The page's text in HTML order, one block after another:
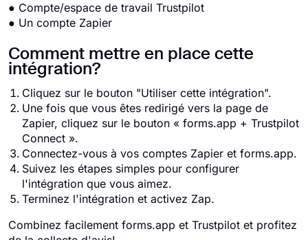
● Compte/espace de travail Trustpilot
● Un compte Zapier
Comment mettre en place cette
intégration?
Cliquez sur le bouton "Utiliser cette intégration".
Une fois que vous êtes redirigé vers la page de
Zapier, cliquez sur le bouton « forms.app + Trustpilot
Connect ».
Connectez-vous à vos comptes Zapier et forms.app.
Suivez les étapes simples pour configurer
l'intégration que vous aimez.
Terminez l'intégration et activez Zap.
Combinez facilement forms.app et Trustpilot et profitez